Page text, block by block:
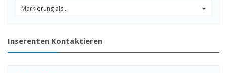
Markierung als...
Inserenten Kontaktieren